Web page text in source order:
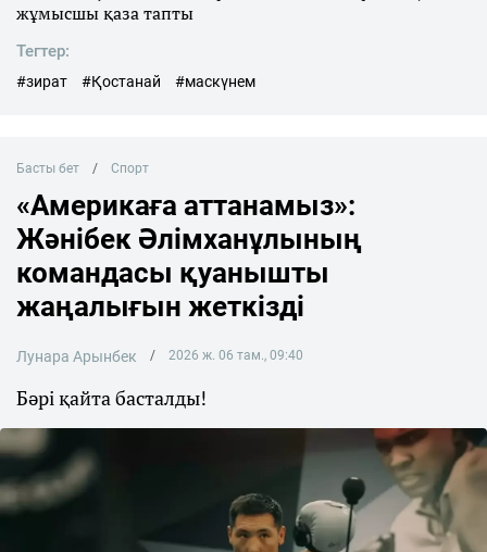
жұмысшы қаза тапты
Тегтер:
#зират #Қостанай #маскүнем
Басты бет Спорт
«Америкаға аттанамыз»:
Жәнібек Әлімханұлының
командасы қуанышты
жаңалығын жеткізді
Лунара Арынбек 2026 ж. 06 там., 09:40
Бәрі қайта басталды!